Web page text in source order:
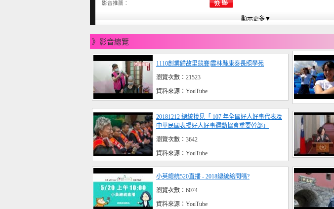
影音推薦：
》影音總覽
1110創業歸故里競賽|雲林縣康泰長照學苑
瀏覽次數：21523
資料來源：YouTube
20181212 總統接見「 107 年全國好人好事代表及
中華民國表揚好人好事運動協會重要幹部」
瀏覽次數：3642
資料來源：YouTube
小英總統520直播 - 2018總統給問嗎?
瀏覽次數：6074
資料來源：YouTube